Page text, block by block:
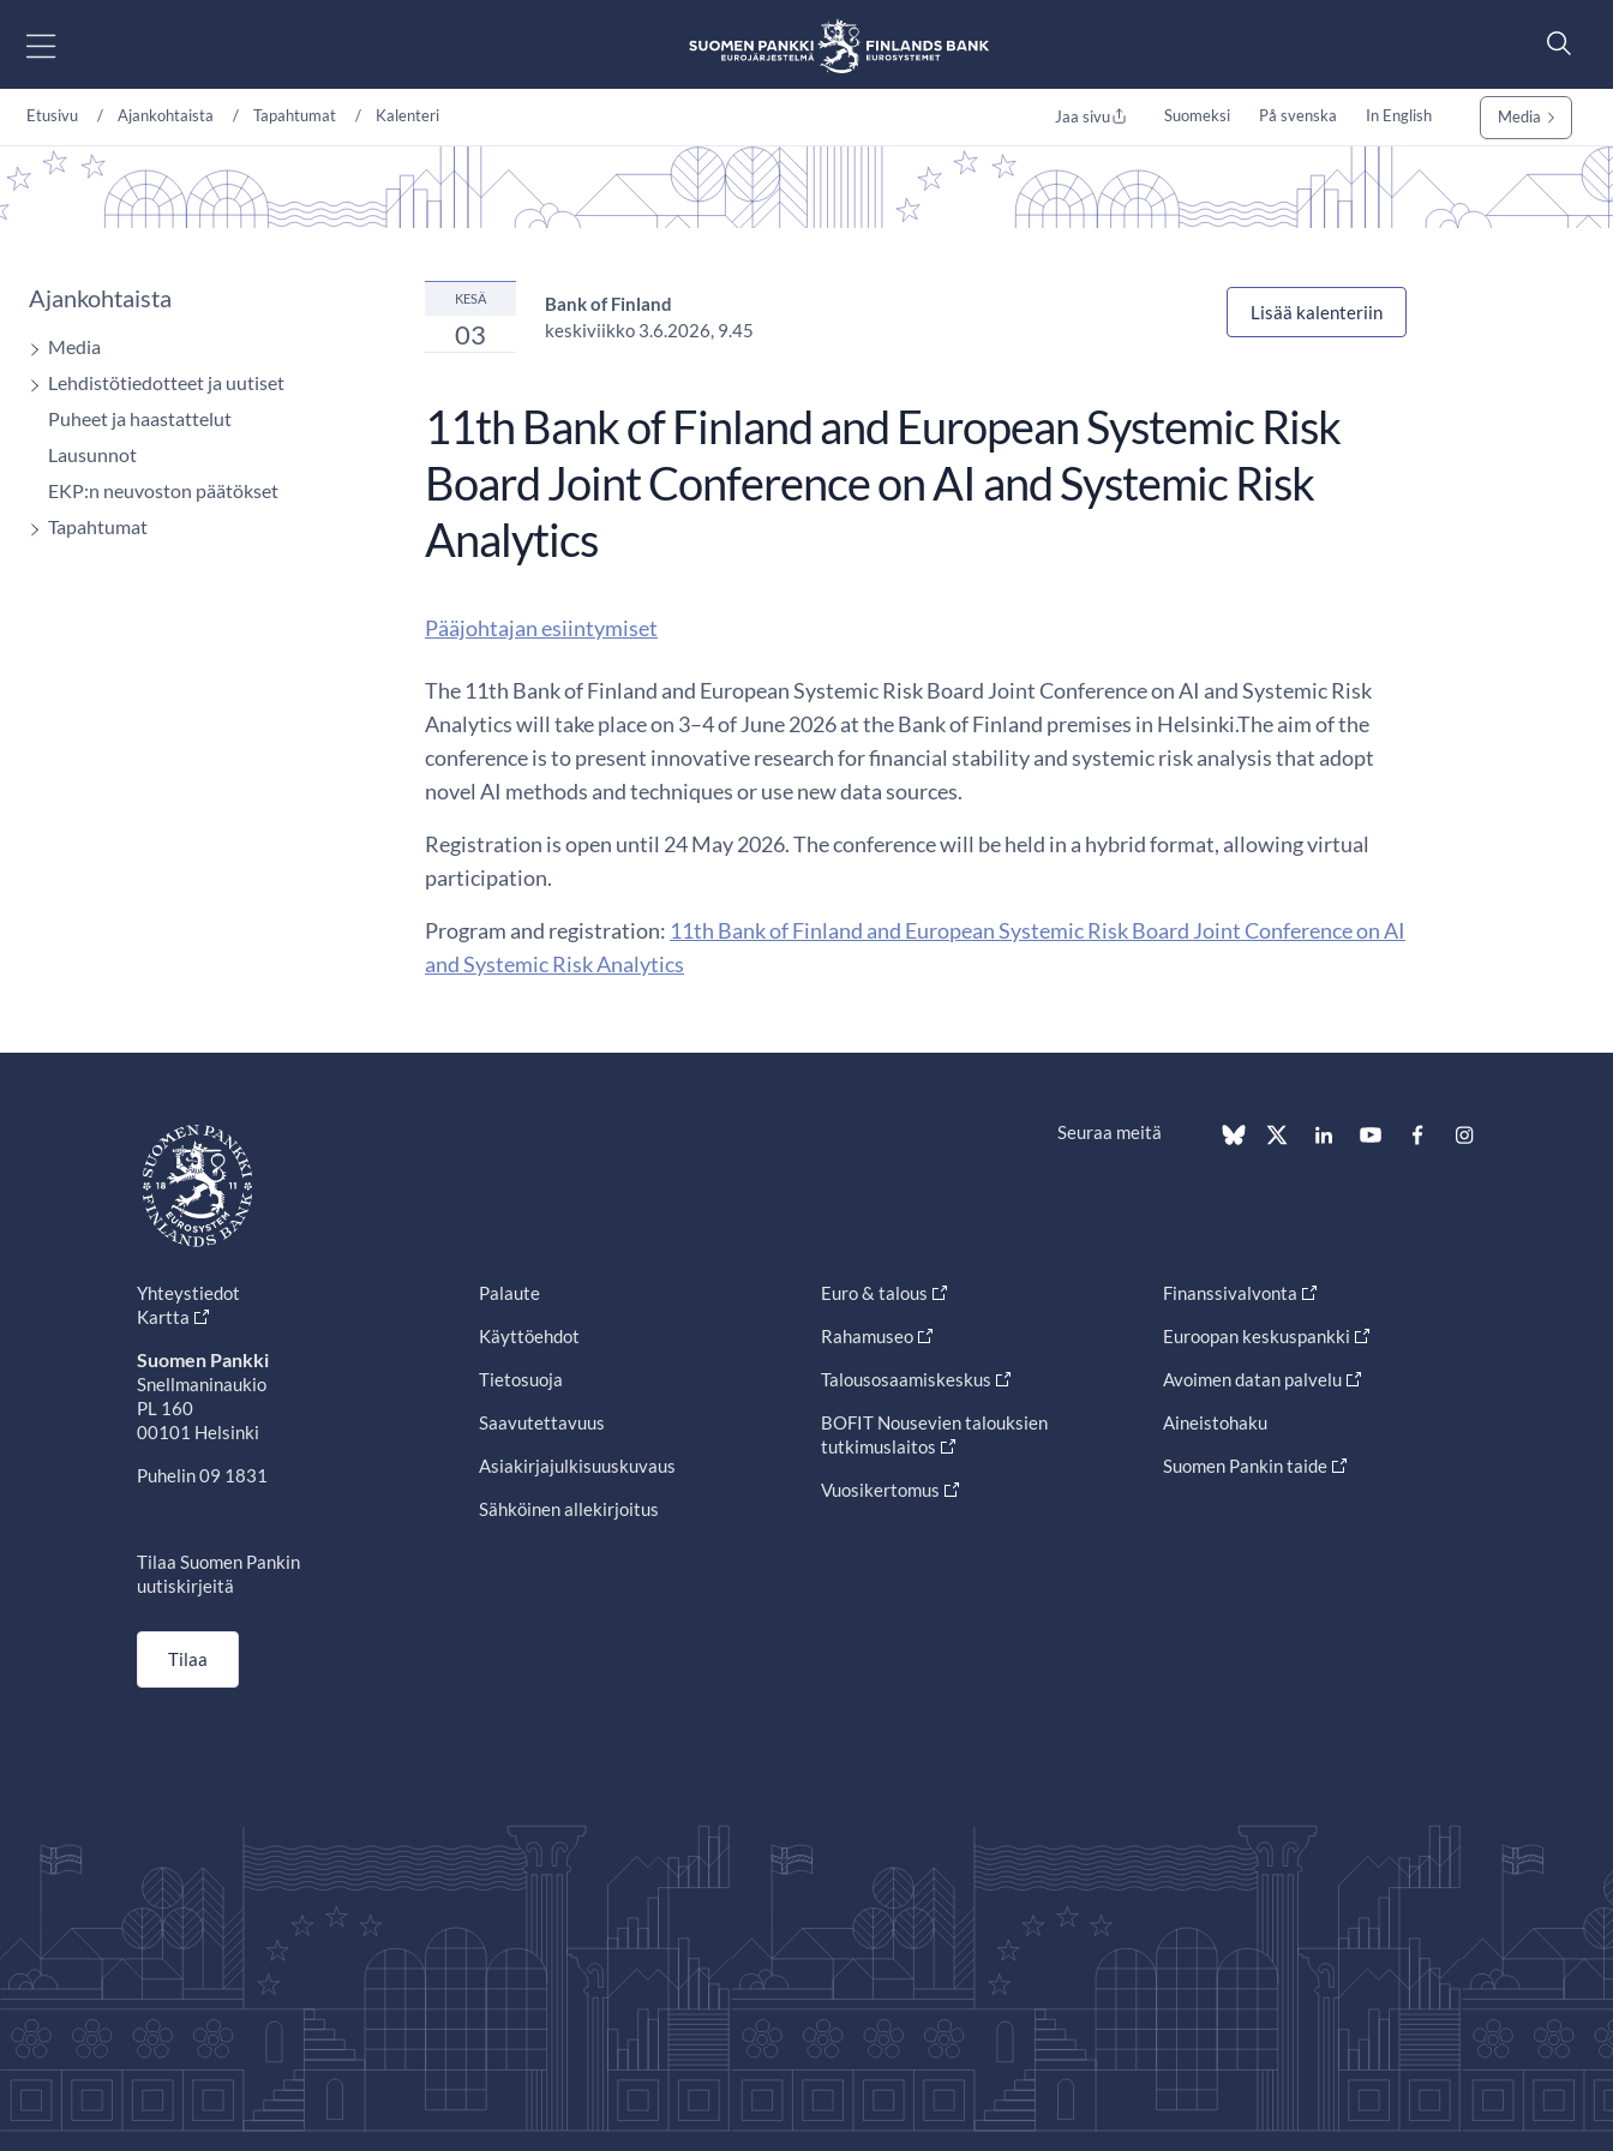
Etusivu Ajankohtaista Tapahtumat Kalenteri Jaa sivu Suomeksi På svenska In English Media
Ajankohtaista
Media
Lehdistötiedotteet ja uutiset
Puheet ja haastattelut
Lausunnot
EKP:n neuvoston päätökset
Tapahtumat
KESÄ
03
Bank of Finland
keskiviikko 3.6.2026, 9.45
Lisää kalenteriin
11th Bank of Finland and European Systemic Risk
Board Joint Conference on AI and Systemic Risk
Analytics
Pääjohtajan esiintymiset
The 11th Bank of Finland and European Systemic Risk Board Joint Conference on AI and Systemic Risk
Analytics will take place on 3–4 of June 2026 at the Bank of Finland premises in Helsinki.The aim of the
conference is to present innovative research for financial stability and systemic risk analysis that adopt
novel AI methods and techniques or use new data sources.
Registration is open until 24 May 2026. The conference will be held in a hybrid format, allowing virtual
participation.
Program and registration: 11th Bank of Finland and European Systemic Risk Board Joint Conference on AI
and Systemic Risk Analytics
Seuraa meitä
Yhteystiedot
Kartta
Suomen Pankki
Snellmaninaukio
PL 160
00101 Helsinki
Puhelin 09 1831
Tilaa Suomen Pankin
uutiskirjeitä
Tilaa
Palaute
Käyttöehdot
Tietosuoja
Saavutettavuus
Asiakirjajulkisuuskuvaus
Sähköinen allekirjoitus
Euro & talous
Rahamuseo
Talousosaamiskeskus
BOFIT Nousevien talouksien
tutkimuslaitos
Vuosikertomus
Finanssivalvonta
Euroopan keskuspankki
Avoimen datan palvelu
Aineistohaku
Suomen Pankin taide